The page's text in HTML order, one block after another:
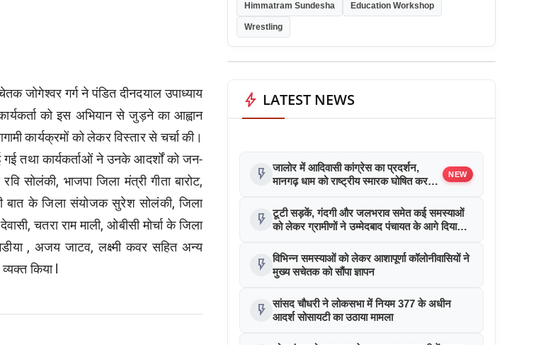
गर्ग ने पंडित दीनदयाल उपाध्याय
को इस अभियान से जुड़ने का आह्वान
कार्यक्रमों को लेकर विस्तार से चर्चा की।
तथा कार्यकर्ताओं ने उनके आदर्शों को जन-
सोलंकी, भाजपा जिला मंत्री गीता बारोट,
बात के जिला संयोजक सुरेश सोलंकी, जिला
चतरा राम माली, ओबीसी मोर्चा के जिला
, अजय जाटव, लक्ष्मी कवर सहित अन्य
किया l
Himmatram Sundesha Education Workshop
Wrestling
bolt LATEST NEWS
flash_on जालोर में आदिवासी कांग्रेस का प्रदर्शन,
मानगढ़ धाम को राष्ट्रीय स्मारक घोषित करने
NEW
flash_on टूटी सड़कें, गंदगी और जलभराव समेत कई समस्याओं
को लेकर ग्रामीणों ने उम्मेदबाद पंचायत के आगे दिया
flash_on विभिन्न समस्याओं को लेकर आशापूर्णा कॉलोनीवासियों ने
मुख्य सचेतक को सौंपा ज्ञापन
flash_on सांसद चौधरी ने लोकसभा में नियम 377 के अधीन
आदर्श सोसायटी का उठाया मामला